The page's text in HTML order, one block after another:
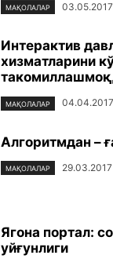
МАҚОЛАЛАР
Интерактив
хизматларини
МАҚОЛАЛАР
Алгоритмдан –
МАҚОЛАЛАР
Ягона портал:
уйғунлиги